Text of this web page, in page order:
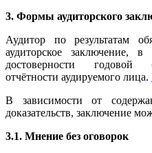
3. Формы аудиторского
Аудитор по результатам
аудиторское заключение,
достоверности годовой
отчётности аудируемого лица.
В зависимости от
доказательств, заключение
3.1. Мнение без оговорок